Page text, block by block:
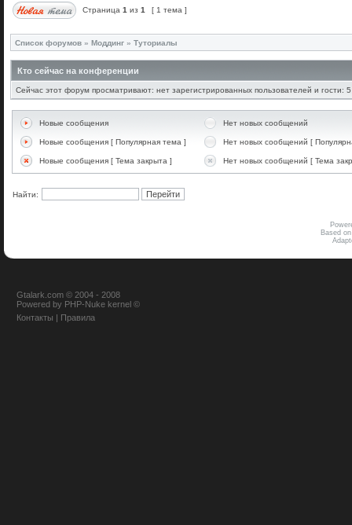
Страница 1 из 1 [ 1 тема ]
Список форумов » Моддинг » Туториалы
Кто сейчас на конференции
Сейчас этот форум просматривают: нет зарегистрированных пользователей и гости: 5
Новые сообщения Нет новых сообщений
Новые сообщения [ Популярная тема ] Нет новых сообщений [
Новые сообщения [ Тема закрыта ] Нет новых сообщений [ Тема
Найти:
Based
Gtalark.com © 2004 - 2008
Powered by PHP-Nuke kernel ©
Контакты | Правила